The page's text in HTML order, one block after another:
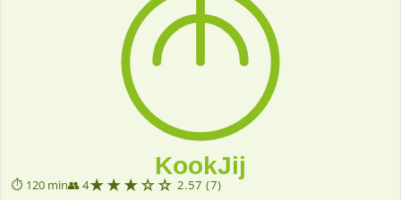
⏱ 120 min👥 4★★★☆☆ 2.57 (7)